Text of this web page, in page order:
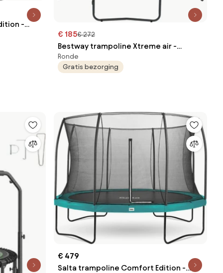
-
€ 185€ 272
Bestway trampoline Xtreme air -
Diameter 305cm - rond - blauw
Ronde
Gratis bezorging
€ 479
Salta trampoline Comfort Edition -